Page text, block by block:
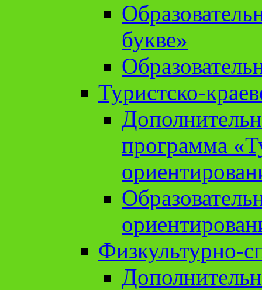
букве»
Туристско-
программа
Физкультурно-